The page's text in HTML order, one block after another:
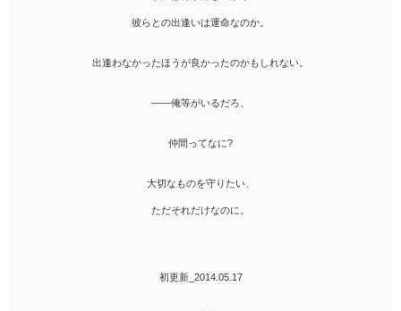
彼らとの出逢いは運命なのか。
出逢わなかったほうが良かったのかもしれない。
――俺等がいるだろ、
仲間ってなに?
大切なものを守りたい、
ただそれだけなのに。
初更新_2014.05.17